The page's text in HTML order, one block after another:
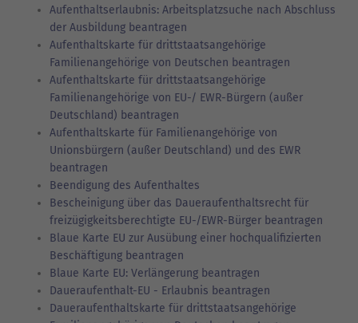
Aufenthaltserlaubnis: Arbeitsplatzsuche nach Abschluss
der Ausbildung beantragen
Aufenthaltskarte für drittstaatsangehörige
Familienangehörige von Deutschen beantragen
Aufenthaltskarte für drittstaatsangehörige
Familienangehörige von EU-/ EWR-Bürgern (außer
Deutschland) beantragen
Aufenthaltskarte für Familienangehörige von
Unionsbürgern (außer Deutschland) und des EWR
beantragen
Beendigung des Aufenthaltes
Bescheinigung über das Daueraufenthaltsrecht für
freizügigkeitsberechtigte EU-/EWR-Bürger beantragen
Blaue Karte EU zur Ausübung einer hochqualifizierten
Beschäftigung beantragen
Blaue Karte EU: Verlängerung beantragen
Daueraufenthalt-EU - Erlaubnis beantragen
Daueraufenthaltskarte für drittstaatsangehörige